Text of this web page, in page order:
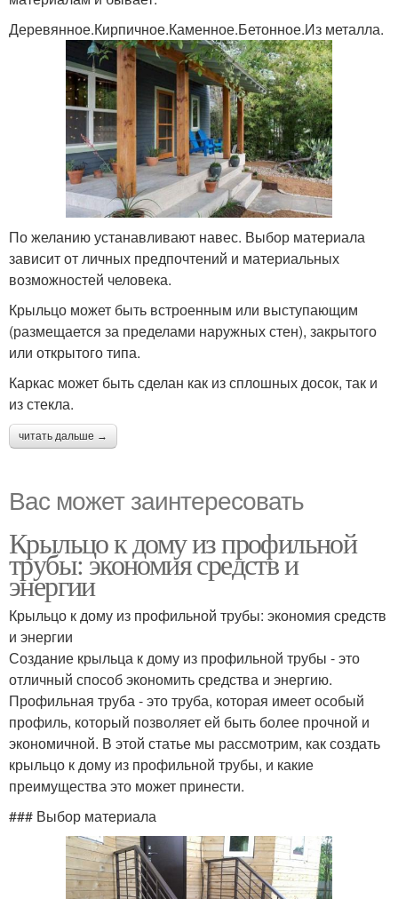
Деревянное.Кирпичное.Каменное.Бетонное.Из металла.
По желанию устанавливают навес. Выбор материала
зависит от личных предпочтений и материальных
возможностей человека.
Крыльцо может быть встроенным или выступающим
(размещается за пределами наружных стен), закрытого
или открытого типа.
Каркас может быть сделан как из сплошных досок, так и
из стекла.
читать дальше →
Вас может заинтересовать
Крыльцо к дому из профильной
трубы: экономия средств и
энергии
Крыльцо к дому из профильной трубы: экономия средств
и энергии
Создание крыльца к дому из профильной трубы - это
отличный способ экономить средства и энергию.
Профильная труба - это труба, которая имеет особый
профиль, который позволяет ей быть более прочной и
экономичной. В этой статье мы рассмотрим, как создать
крыльцо к дому из профильной трубы, и какие
преимущества это может принести.
### Выбор материала